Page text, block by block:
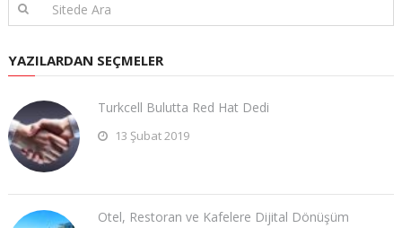
YAZILARDAN SEÇMELER
Turkcell Bulutta Red Hat Dedi
13 Şubat 2019
Otel, Restoran ve Kafelere Dijital Dönüşüm